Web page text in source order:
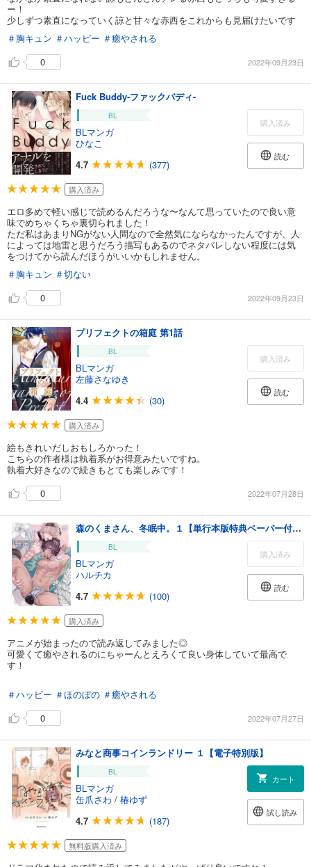
ー！
少しずつ素直になっていく諒と甘々な赤西をこれからも見届けたいです
＃胸キュン ＃ハッピー ＃癒やされる
0
2022年09月23日
Fuck Buddy-ファックバディ-
BL
BLマンガ
ひなこ
4.7
(377)
購入済み
読む
購入済み
エロ多めで軽い感じで読めるんだろうな〜なんて思っていたので良い意
味でめちゃくちゃ裏切られました！
ただ私はあまりNGがない人間なので全然気にならなかったんですが、人
によっては地雷と思うだろう描写もあるのでネタバレしない程度には気
をつけてから読んだほうがいいかもしれません。
＃胸キュン ＃切ない
0
2022年09月23日
プリフェクトの箱庭 第1話
BL
BLマンガ
左藤さなゆき
4.4
(30)
購入済み
読む
購入済み
絵もきれいだしおもしろかった！
こちらの作者様は執着系がお得意みたいですね。
執着大好きなので続きもとても楽しみです！
0
2022年07月28日
森のくまさん、冬眠中。１【単行本版特典ペーパー付き】
BL
BLマンガ
ハルチカ
4.7
(100)
購入済み
読む
購入済み
アニメが始まったので読み返してみました◎
可愛くて癒やされるのにちゃーんとえろくて良い身体していて最高で
す！
＃ハッピー ＃ほのぼの ＃癒やされる
0
2022年07月27日
みなと商事コインランドリー １【電子特別版】
BL
BLマンガ
缶爪さわ / 椿ゆず
4.7
(187)
カート
試し読み
無料版購入済み